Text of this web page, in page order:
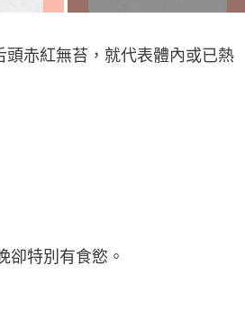
頭赤紅無苔，就代表體內或已熱
卻特別有食慾。